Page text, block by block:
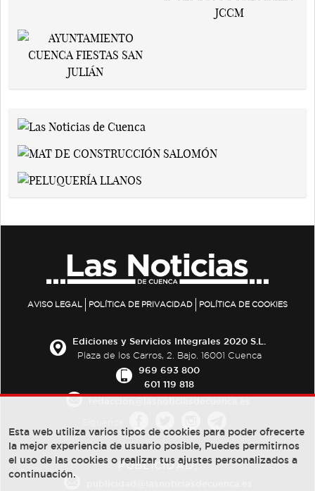
AVISO LEGAL POLÍTICA DE PRIVACIDAD POLÍTICA DE COOKIES
Ediciones y Servicios Integrales 2020 S.L.
Plaza de los Carros, 2. Bajo. 16001 Cuenca
969 693 800
601 119 818
PUBLICIDAD:
Esta web utiliza varios tipos de cookies para poder ofrecerte
la mejor experiencia de usuario posible, Puedes permitirnos
el uso de las cookies o realizar tus ajustes personalizados a
continuación.